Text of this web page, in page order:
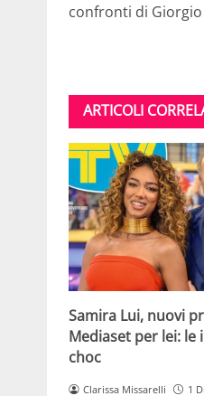
confronti di
ARTICOLI
Samira Lui, nuovi
Mediaset per lei: le
choc
Clarissa Missarelli 1